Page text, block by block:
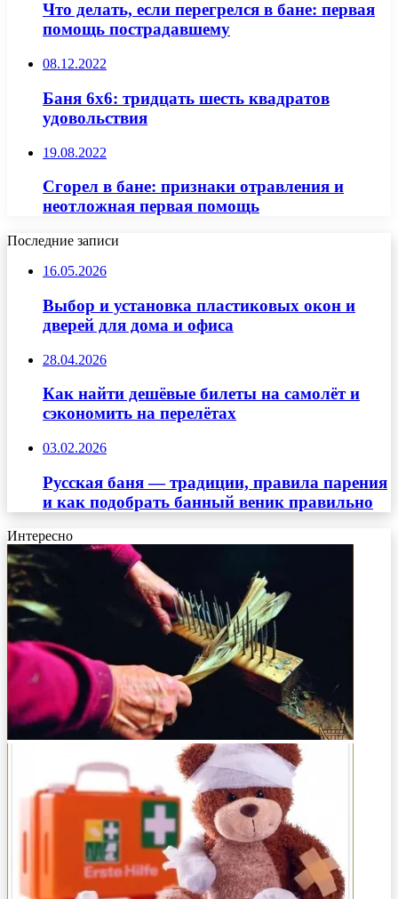
Что делать, если перегрелся в бане: первая
помощь пострадавшему
08.12.2022
Баня 6х6: тридцать шесть квадратов
удовольствия
19.08.2022
Сгорел в бане: признаки отравления и
неотложная первая помощь
Последние записи
16.05.2026
Выбор и установка пластиковых окон и
дверей для дома и офиса
28.04.2026
Как найти дешёвые билеты на самолёт и
сэкономить на перелётах
03.02.2026
Русская баня — традиции, правила парения
и как подобрать банный веник правильно
Интересно